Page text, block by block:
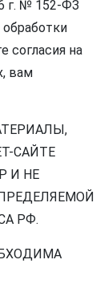
г. № 152-ФЗ
согласия на
вам
САЙТЕ
И НЕ
РФ.